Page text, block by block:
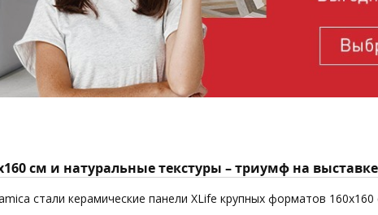
см и натуральные текстуры – триумф на
стали керамические панели XLife крупных форматов